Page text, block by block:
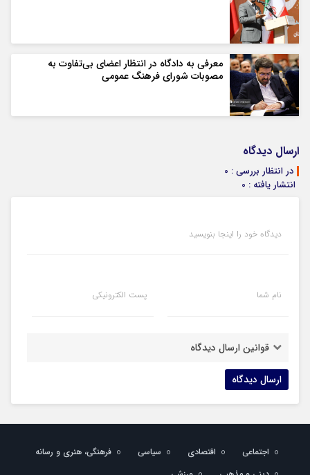
معرفی به دادگاه در انتظار اعضای بی‌تفاوت به
مصوبات شورای فرهنگ عمومی
ارسال دیدگاه
در انتظار بررسی : 0
انتشار یافته : 0
دیدگاه خود را اینجا بنویسید
نام شما پست الکترونیکی
قوانین ارسال دیدگاه
اجتماعی اقتصادی سیاسی
فرهنگی، هنری و رسانه